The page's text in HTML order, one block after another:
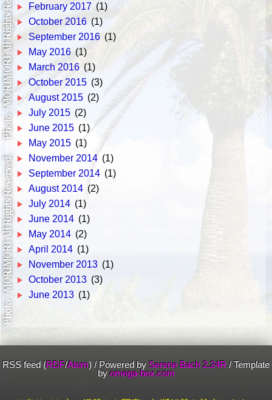
February 2017 (1)
October 2016 (1)
September 2016 (1)
May 2016 (1)
March 2016 (1)
October 2015 (3)
August 2015 (2)
July 2015 (2)
June 2015 (1)
May 2015 (1)
November 2014 (1)
September 2014 (1)
August 2014 (2)
July 2014 (1)
June 2014 (1)
May 2014 (2)
April 2014 (1)
November 2013 (1)
October 2013 (3)
June 2013 (1)
RSS feed (RDF/Atom) / Powered by Serene Bach 2.24R / Template
byomega-box.com